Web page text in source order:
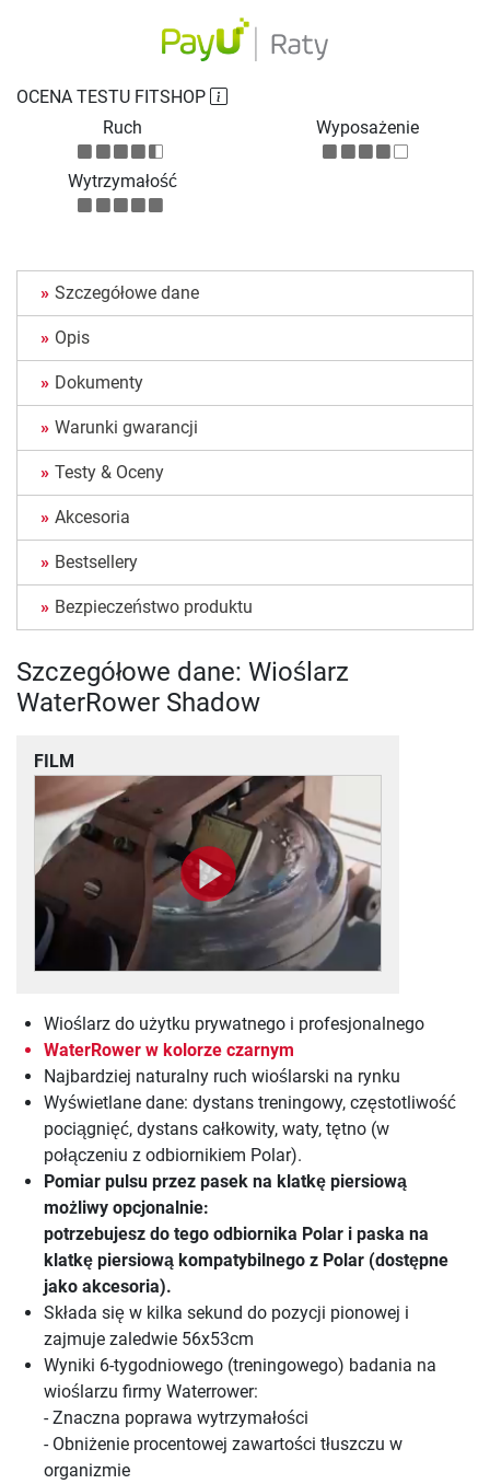
OCENA TESTU FITSHOP
Ruch
Wyposażenie
Wytrzymałość
Szczegółowe dane
Opis
Dokumenty
Warunki gwarancji
Testy & Oceny
Akcesoria
Bestsellery
Bezpieczeństwo produktu
Szczegółowe dane: Wioślarz
WaterRower Shadow
FILM
Wioślarz do użytku prywatnego i profesjonalnego
WaterRower w kolorze czarnym
Najbardziej naturalny ruch wioślarski na rynku
Wyświetlane dane: dystans treningowy, częstotliwość
pociągnięć, dystans całkowity, waty, tętno (w
połączeniu z odbiornikiem Polar).
Pomiar pulsu przez pasek na klatkę piersiową
możliwy opcjonalnie:
potrzebujesz do tego odbiornika Polar i paska na
klatkę piersiową kompatybilnego z Polar (dostępne
jako akcesoria).
Składa się w kilka sekund do pozycji pionowej i
zajmuje zaledwie 56x53cm
Wyniki 6-tygodniowego (treningowego) badania na
wioślarzu firmy Waterrower:
- Znaczna poprawa wytrzymałości
- Obniżenie procentowej zawartości tłuszczu w
organizmie